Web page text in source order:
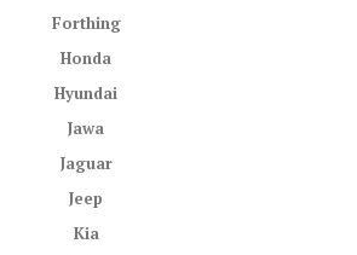
Forthing
Honda
Hyundai
Jawa
Jaguar
Jeep
Kia